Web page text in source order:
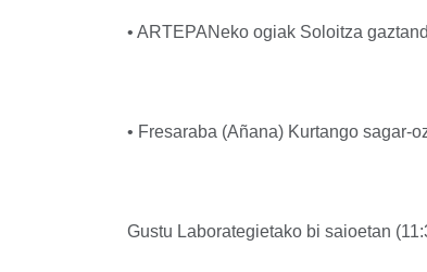
• ARTEPANeko ogiak Soloitza
• Fresaraba (Añana) Kurtango sagar-
Gustu Laborategietako bi saioetan